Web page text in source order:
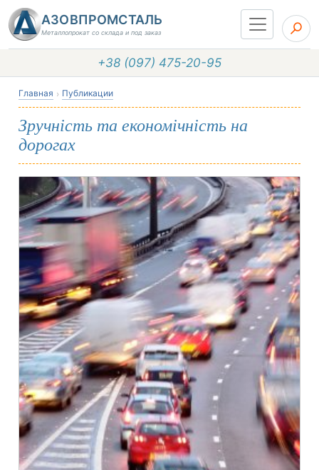
АЗОВПРОМСТАЛЬ
Металлопрокат со склада и под заказ
+38 (097) 475-20-95
Главная Публикации
Зручність та економічність на
дорогах